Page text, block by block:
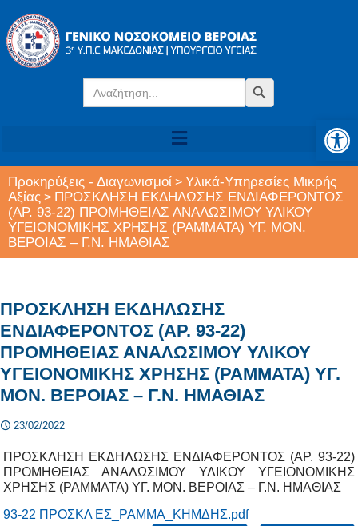
Search
for:
Search Button
Προκηρύξεις - Διαγωνισμοί > Υλικά-Υπηρεσίες Μικρής
Αξίας > ΠΡΟΣΚΛΗΣΗ ΕΚΔΗΛΩΣΗΣ ΕΝΔΙΑΦΕΡΟΝΤΟΣ
(ΑΡ. 93-22) ΠΡΟΜΗΘΕΙΑΣ ΑΝΑΛΩΣΙΜΟΥ ΥΛΙΚΟΥ
ΥΓΕΙΟΝΟΜΙΚΗΣ ΧΡΗΣΗΣ (ΡΑΜΜΑΤΑ) ΥΓ. ΜΟΝ.
ΒΕΡΟΙΑΣ – Γ.Ν. ΗΜΑΘΙΑΣ
ΠΡΟΣΚΛΗΣΗ ΕΚΔΗΛΩΣΗΣ
ΕΝΔΙΑΦΕΡΟΝΤΟΣ (ΑΡ. 93-22)
ΠΡΟΜΗΘΕΙΑΣ ΑΝΑΛΩΣΙΜΟΥ ΥΛΙΚΟΥ
ΥΓΕΙΟΝΟΜΙΚΗΣ ΧΡΗΣΗΣ (ΡΑΜΜΑΤΑ) ΥΓ.
ΜΟΝ. ΒΕΡΟΙΑΣ – Γ.Ν. ΗΜΑΘΙΑΣ
23/02/2022
ΠΡΟΣΚΛΗΣΗ ΕΚΔΗΛΩΣΗΣ ΕΝΔΙΑΦΕΡΟΝΤΟΣ (ΑΡ. 93-22)
ΠΡΟΜΗΘΕΙΑΣ ΑΝΑΛΩΣΙΜΟΥ ΥΛΙΚΟΥ ΥΓΕΙΟΝΟΜΙΚΗΣ
ΧΡΗΣΗΣ (ΡΑΜΜΑΤΑ) ΥΓ. ΜΟΝ. ΒΕΡΟΙΑΣ – Γ.Ν. ΗΜΑΘΙΑΣ
93-22 ΠΡΟΣΚΛ ΕΣ_ΡΑΜΜΑ_ΚΗΜΔΗΣ.pdf